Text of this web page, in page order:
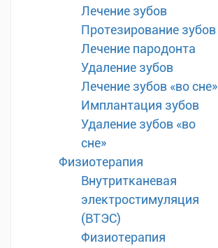
Лечение зубов
Протезирование зубов
Лечение пародонта
Удаление зубов
Лечение зубов «во сне»
Имплантация зубов
Удаление зубов «во
сне»
Физиотерапия
Внутритканевая
электростимуляция
(ВТЭС)
Физиотерапия